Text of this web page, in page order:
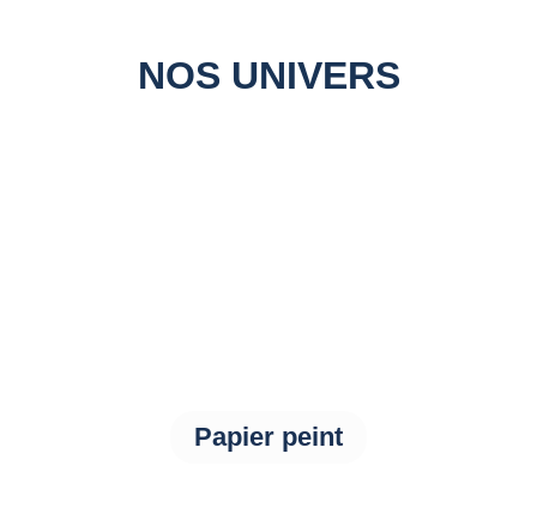
NOS UNIVERS
Papier peint